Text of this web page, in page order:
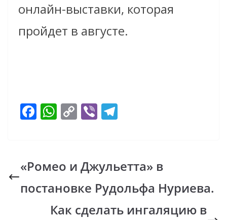
онлайн-выставки, которая
пройдет в августе.
F
b
o
o
W
s
A
p
p
C
y
Li
n
k
Vi
gr
a
m
«Ромео и Джульетта» в
постановке Рудольфа Нуриева.
Как сделать ингаляцию в